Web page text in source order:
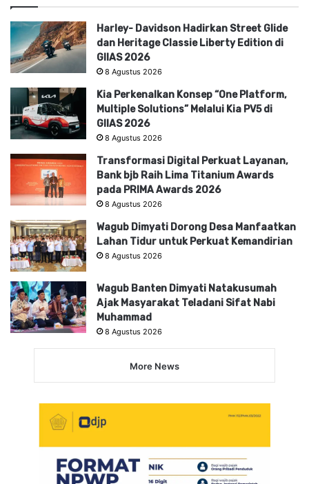
Harley- Davidson Hadirkan Street Glide
dan Heritage Classie Liberty Edition di
GIIAS 2026
8 Agustus 2026
Kia Perkenalkan Konsep “One Platform,
Multiple Solutions” Melalui Kia PV5 di
GIIAS 2026
8 Agustus 2026
Transformasi Digital Perkuat Layanan,
Bank bjb Raih Lima Titanium Awards
pada PRIMA Awards 2026
8 Agustus 2026
Wagub Dimyati Dorong Desa Manfaatkan
Lahan Tidur untuk Perkuat Kemandirian
8 Agustus 2026
Wagub Banten Dimyati Natakusumah
Ajak Masyarakat Teladani Sifat Nabi
Muhammad
8 Agustus 2026
More News